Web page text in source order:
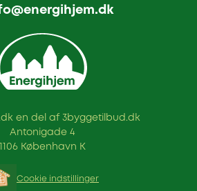
en del af 3byggetilbud.dk
Antonigade 4
1106 København K
Cookie indstillinger